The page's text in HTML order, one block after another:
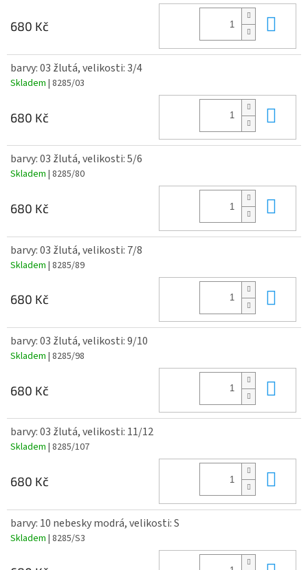
680 Kč
barvy: 03 žlutá, velikosti: 3/4
Skladem | 8285/03
680 Kč
barvy: 03 žlutá, velikosti: 5/6
Skladem | 8285/80
680 Kč
barvy: 03 žlutá, velikosti: 7/8
Skladem | 8285/89
680 Kč
barvy: 03 žlutá, velikosti: 9/10
Skladem | 8285/98
680 Kč
barvy: 03 žlutá, velikosti: 11/12
Skladem | 8285/107
680 Kč
barvy: 10 nebesky modrá, velikosti: S
Skladem | 8285/S3